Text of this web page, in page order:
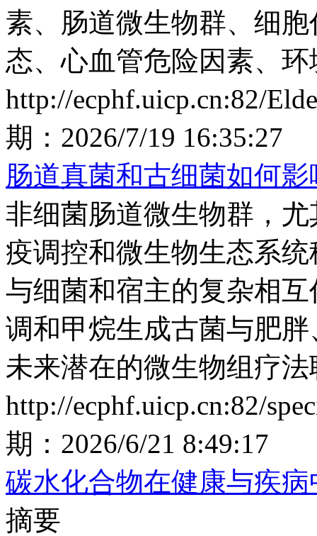
素、肠道微生物群、细
态、心血管危险因素、
http://ecphf.uicp.cn:82/
期： 2026/7/19 16:35:27
肠道真菌和古细菌如何
非细菌肠道微生物群，
疫调控和微生物生态系
与细菌和宿主的复杂相
调和甲烷生成古菌与肥
未来潜在的微生物组疗
http://ecphf.uicp.cn:82/
期： 2026/6/21 8:49:17
碳水化合物在健康与疾
摘要